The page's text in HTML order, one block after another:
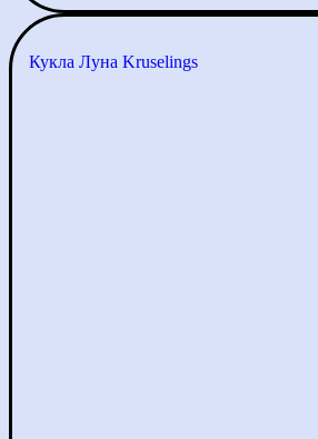
Кукла Луна Kruselings